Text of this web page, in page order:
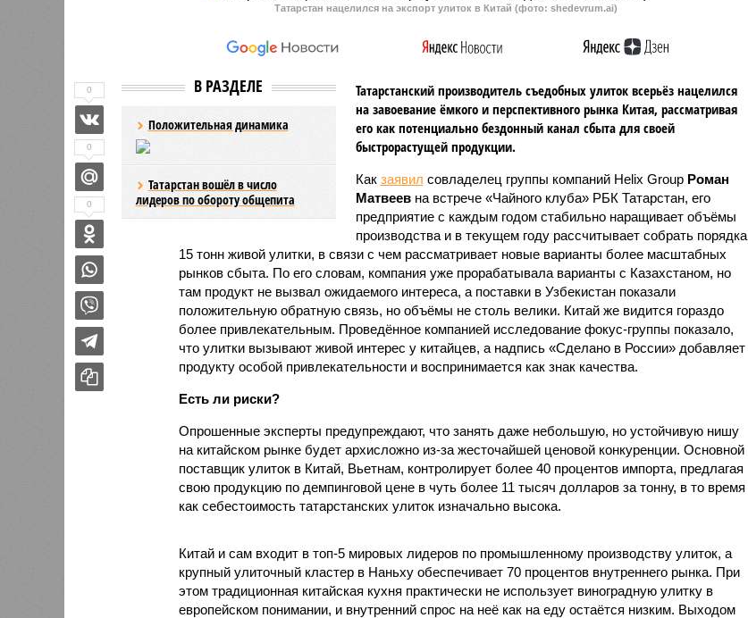
Татарстан нацелился на экспорт улиток в Китай (фото: shedevrum.ai)
В РАЗДЕЛЕ
Положительная динамика
Татарстан вошёл в число
лидеров по обороту общепита
Татарстанский производитель съедобных улиток всерьёз нацелился
на завоевание ёмкого и перспективного рынка Китая, рассматривая
его как потенциально бездонный канал сбыта для своей
быстрорастущей продукции.
Как заявил совладелец группы компаний Helix Group Роман
Матвеевна встрече «Чайного клуба» РБК Татарстан, его
предприятие с каждым годом стабильно наращивает объёмы
производства и в текущем году рассчитывает собрать порядка
15 тонн живой улитки, в связи с чем рассматривает новые варианты более масштабных
рынков сбыта. По его словам, компания уже прорабатывала варианты с Казахстаном, но
там продукт не вызвал ожидаемого интереса, а поставки в Узбекистан показали
положительную обратную связь, но объёмы не столь велики. Китай же видится гораздо
более привлекательным. Проведённое компанией исследование фокус-группы показало,
что улитки вызывают живой интерес у китайцев, а надпись «Сделано в России» добавляет
продукту особой привлекательности и воспринимается как знак качества.
Есть ли риски?
Опрошенные эксперты предупреждают, что занять даже небольшую, но устойчивую нишу
на китайском рынке будет архисложно из-за жесточайшей ценовой конкуренции. Основной
поставщик улиток в Китай, Вьетнам, контролирует более 40 процентов импорта, предлагая
свою продукцию по демпинговой цене в чуть более 11 тысяч долларов за тонну, в то время
как себестоимость татарстанских улиток изначально высока.
Китай и сам входит в топ-5 мировых лидеров по промышленному производству улиток, а
крупный улиточный кластер в Наньху обеспечивает 70 процентов внутреннего рынка. При
этом традиционная китайская кухня практически не использует виноградную улитку в
европейском понимании, и внутренний спрос на неё как на еду остаётся низким. Выходом
0
0
0